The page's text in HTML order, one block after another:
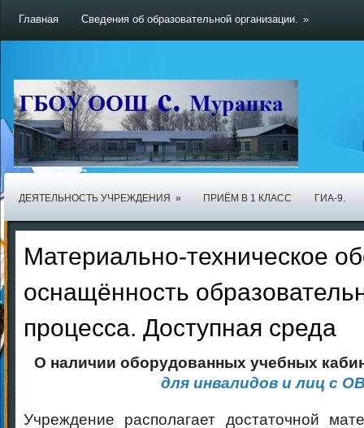
Главная Сведения об образовательной организации. »
ДЕЯТЕЛЬНОСТЬ УЧРЕЖДЕНИЯ » ПРИЁМ В 1 КЛАСС ГИА-9.
Материально-техническое
оснащённость
процесса. Доступная среда
О наличии оборудованных учебных
для инвалидов и лиц с
Учреждение располагает достаточной